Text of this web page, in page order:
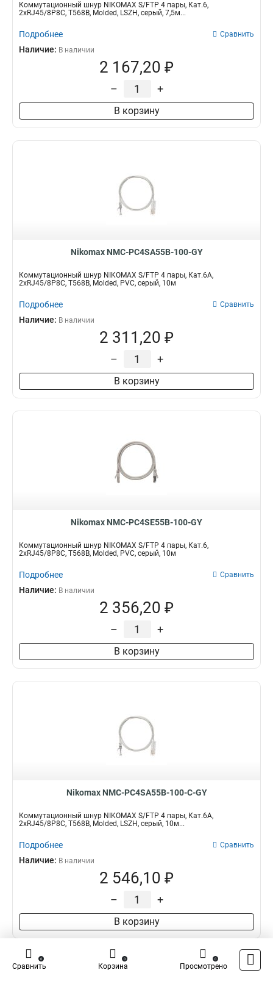
Коммутационный шнур NIKOMAX S/FTP 4 пары, Кат.6,
2хRJ45/8P8C, T568B, Molded, LSZH, серый, 7,5м...
Подробнее Сравнить
Наличие: В наличии
2 167,20 ₽
– +
В корзину
Nikomax NMC-PC4SA55B-100-GY
Коммутационный шнур NIKOMAX S/FTP 4 пары, Кат.6A,
2хRJ45/8P8C, T568B, Molded, PVC, серый, 10м
Подробнее Сравнить
Наличие: В наличии
2 311,20 ₽
– +
В корзину
Nikomax NMC-PC4SE55B-100-GY
Коммутационный шнур NIKOMAX S/FTP 4 пары, Кат.6,
2хRJ45/8P8C, T568B, Molded, PVC, серый, 10м
Подробнее Сравнить
Наличие: В наличии
2 356,20 ₽
– +
В корзину
Nikomax NMC-PC4SA55B-100-C-GY
Коммутационный шнур NIKOMAX S/FTP 4 пары, Кат.6A,
2хRJ45/8P8C, T568B, Molded, LSZH, серый, 10м...
Подробнее Сравнить
Наличие: В наличии
2 546,10 ₽
– +
В корзину
Сравнить
0
Корзина
0
Просмотрено
0